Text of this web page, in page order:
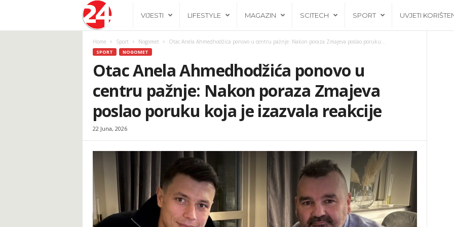
.
b
a
VIJESTI LIFESTYLE MAGAZIN SCITECH SPORT UVJETI
Home Sport Nogomet Otac Anela Ahmedhodžića ponovo u centru pažnje: Nakon poraza Zmajeva poslao poruku...
SPORT NOGOMET
Otac Anela Ahmedhodžića ponovo u
centru pažnje: Nakon poraza Zmajeva
poslao poruku koja je izazvala reakcije
22 Juna, 2026